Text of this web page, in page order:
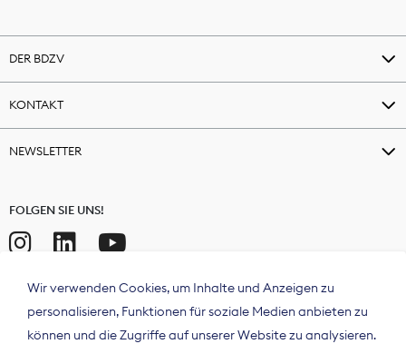
DER BDZV
KONTAKT
NEWSLETTER
FOLGEN SIE UNS!
Wir verwenden Cookies, um Inhalte und Anzeigen zu
personalisieren, Funktionen für soziale Medien anbieten zu
können und die Zugriffe auf unserer Website zu analysieren.